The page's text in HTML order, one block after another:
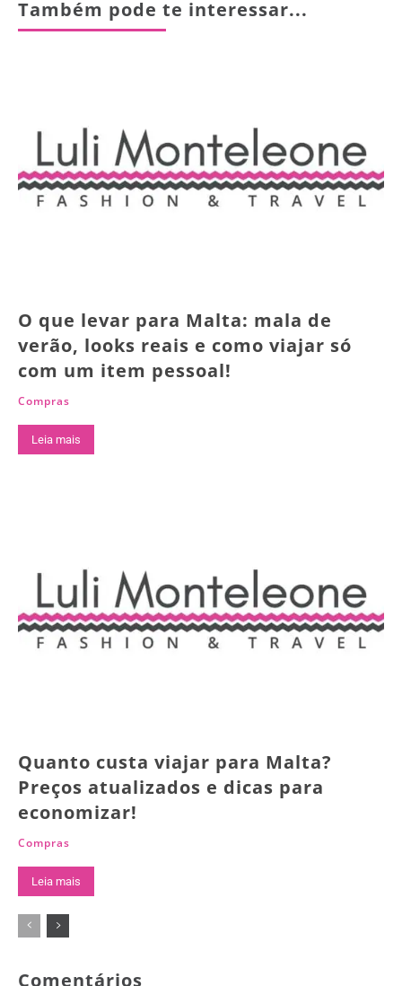
Também pode te interessar...
O que levar para Malta: mala de
verão, looks reais e como viajar só
com um item pessoal!
Compras
Leia mais
Quanto custa viajar para Malta?
Preços atualizados e dicas para
economizar!
Compras
Leia mais
Comentários